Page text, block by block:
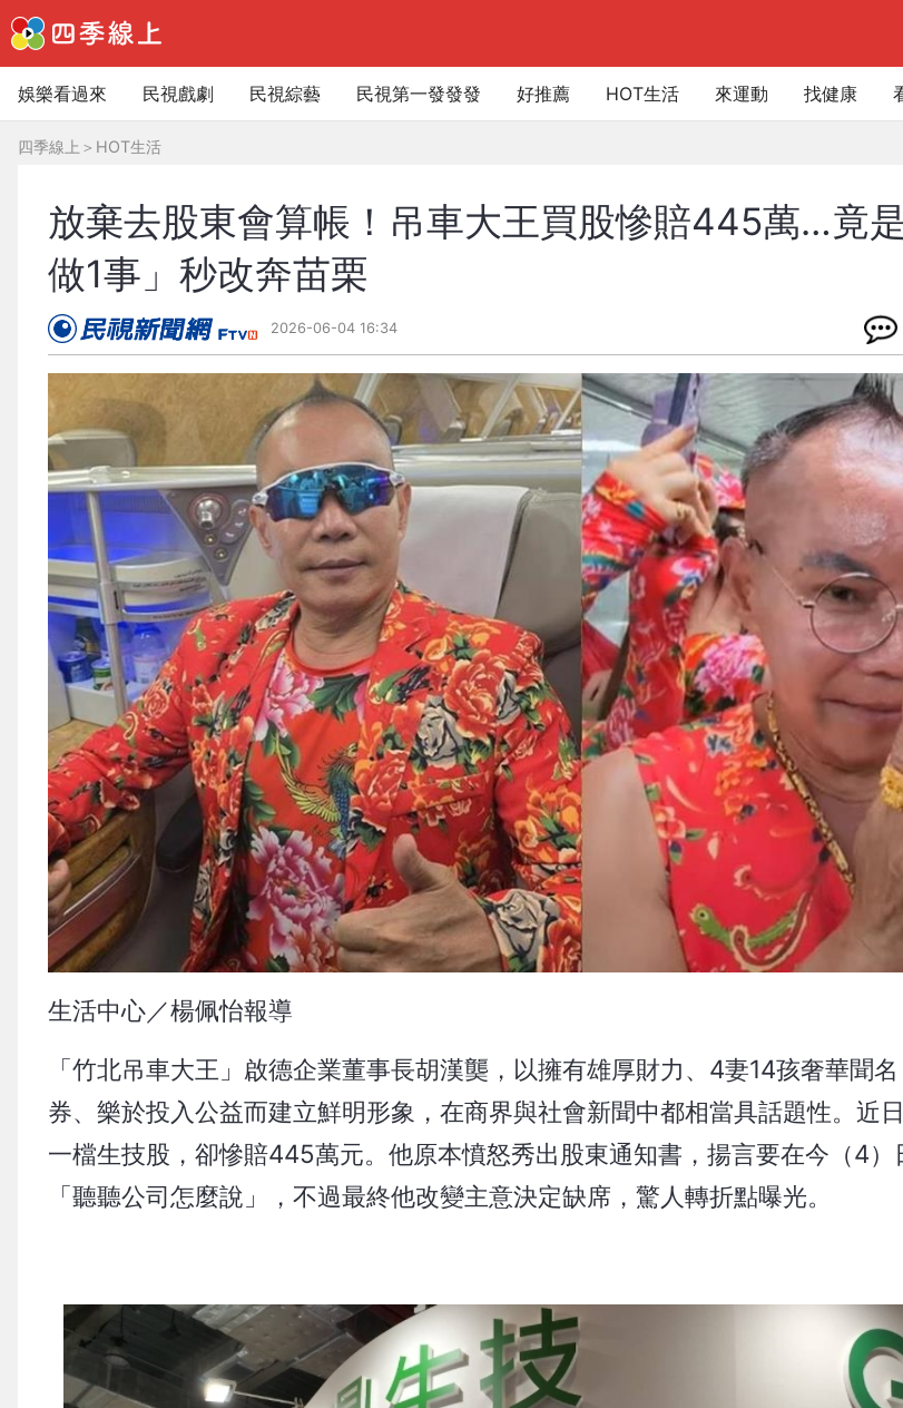
娛樂看過來 民視戲劇 民視綜藝 民視第一發發發 好推薦 HOT生活 來運動 找健康
四季線上 ＞ HOT生活
放棄去股東會算帳！吊車大王買股慘賠445萬…竟
做1事」秒改奔苗栗
2026-06-04 16:34
生活中心／楊佩怡報導
「竹北吊車大王」啟德企業董事長胡漢龑，以擁有雄厚財力、4妻14孩奢華聞
券、樂於投入公益而建立鮮明形象，在商界與社會新聞中都相當具話題性。近
一檔生技股，卻慘賠445萬元。他原本憤怒秀出股東通知書，揚言要在今（4）
「聽聽公司怎麼說」，不過最終他改變主意決定缺席，驚人轉折點曝光。